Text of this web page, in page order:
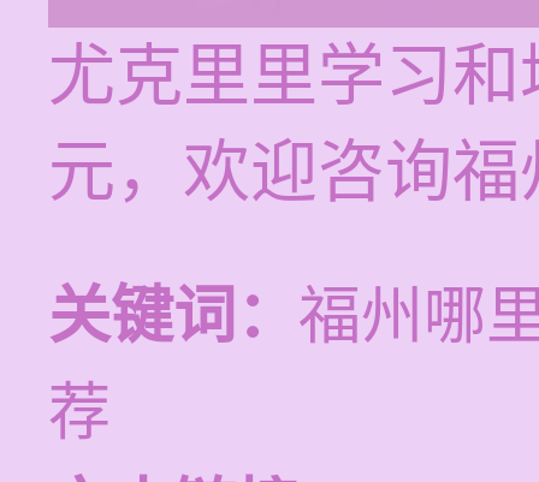
尤克里里学习
元，欢迎咨询
关键词： 福州哪
荐